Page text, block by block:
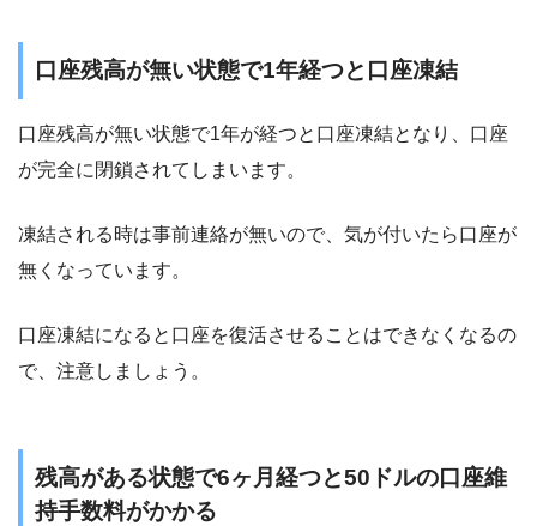
口座残高が無い状態で1年経つと口座凍結
口座残高が無い状態で1年が経つと口座凍結となり、口座
が完全に閉鎖されてしまいます。
凍結される時は事前連絡が無いので、気が付いたら口座が
無くなっています。
口座凍結になると口座を復活させることはできなくなるの
で、注意しましょう。
残高がある状態で6ヶ月経つと50ドルの口座維
持手数料がかかる